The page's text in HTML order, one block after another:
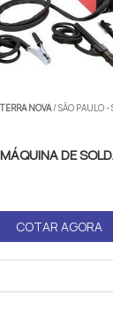
TERRA NOVA/ SÃO PAULO -
MÁQUINA DE
COTAR AGORA